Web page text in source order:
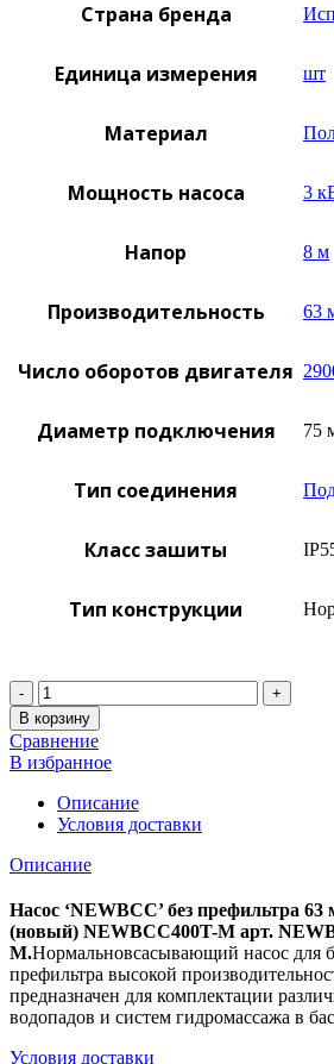
Страна бренда
Единица измерения шт
Материал
Мощность насоса 3
Напор 8 м
Производительность 63
Число оборотов двигателя
Диаметр подключения 75
Тип соединения
Класс зашиты
Тип конструкции
Количество
В корзину
Сравнение
В избранное
Описание
Условия доставки
Описание
Насос ‘NEWBCC’ без префильтра
(новый) NEWBCC400T-M арт.
M.Нормальновсасывающий насос для
префильтра высокой
предназначен для комплектации
водопадов и систем гидромассажа в
Условия доставки